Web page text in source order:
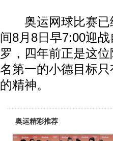
奥运网球比赛已
间8月8日早7:00迎
罗，四年前正是这
名第一的小德目标
的精神。
奥运精彩推荐